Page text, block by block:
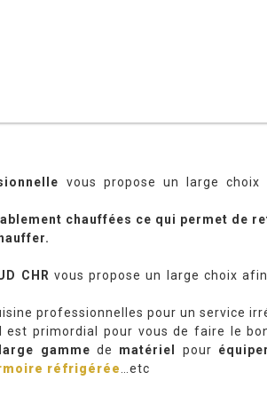
vous propose un large choix
chauffées ce qui permet
CHR vous propose un large choix
professionnelles pour un service
est primordial pour vous de faire le
large gamme de matériel pour
réfrigérée …etc